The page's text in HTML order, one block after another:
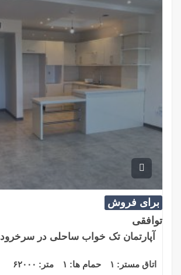
برای فروش
توافقی
آپارتمان تک خواب ساحلی در سرخرود
اتاق مستر: ۱ حمام ها: ۱ متر: ۶۲۰۰۰